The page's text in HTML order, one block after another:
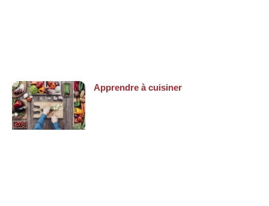
Apprendre à cuisiner